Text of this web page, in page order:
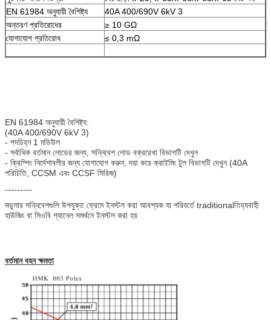
EN 61984 অনুযায়ী বৈশিষ্ট্য
40A 400/690V 6kV 3
অন্তরণ প্রতিরোধের
≥ 10 GΩ
যোগাযোগ প্রতিরোধ
≤ 0,3 mΩ
EN 61984 অনুযায়ী বৈশিষ্ট্য:
(40A 400/690V 6kV 3)
- পদচিহ্ন 1 মডিউল
- সর্বাধিক বর্তমান লোডের জন্য, সন্নিবেশ লোড বক্ররেখা বিভাগটি দেখুন
- ক্রিম্পিং নির্দেশাবলীর জন্য যোগাযোগ করুন, দয়া করে ক্রাইমিং টুল বিভাগটি দেখুন (40A
পরিচিতি, CCSM এবং CCSF সিরিজ)
---------
মডুলার সন্নিবেশগুলি উপযুক্ত ফ্রেমে ইনস্টল করা আবশ্যক যা পরিবর্তে traditionalতিহ্যবাহী
হাউজিং বা সিওবি প্যানেল সমর্থনে ইনস্টল করা হয়
বর্তমান বহন ক্ষমতা